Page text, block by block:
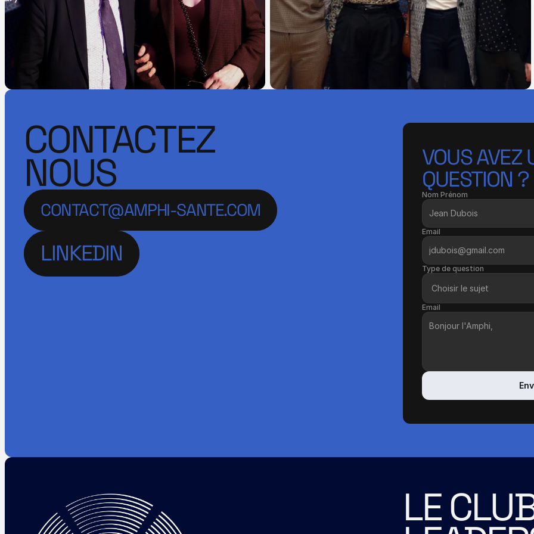
CONTACTEZ
NOUS
CONTACT@AMPHI-SANTE.COM
LINKEDIN
LINKEDIN
LINKEDIN
VOUS AVEZ
QUESTION ?
Nom Prénom
Email
Type de question
Email
LE